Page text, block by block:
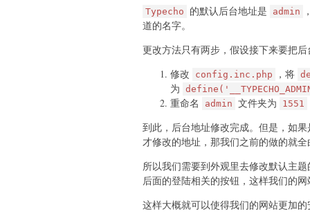
Typecho 的默认后台地址是 admin
道的名字。
更改方法只有两步，假设接下来要把
修改
config.inc.php ，将
为
重命名 admin 文件夹为 1551
到此，后台地址修改完成。但是，如
才修改的地址，那我们之前的做的就
所以我们需要到外观里去修改默认主
后面的登陆相关的按钮，这样我们的
这样大概就可以使得我们的网站更加